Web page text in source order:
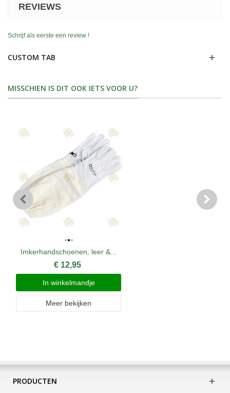
REVIEWS
Schrijf als eerste een review !
CUSTOM TAB
MISSCHIEN IS DIT OOK IETS VOOR U?
Imkerhandschoenen, leer &...
€ 12,95
In winkelmandje
Meer bekijken
PRODUCTEN